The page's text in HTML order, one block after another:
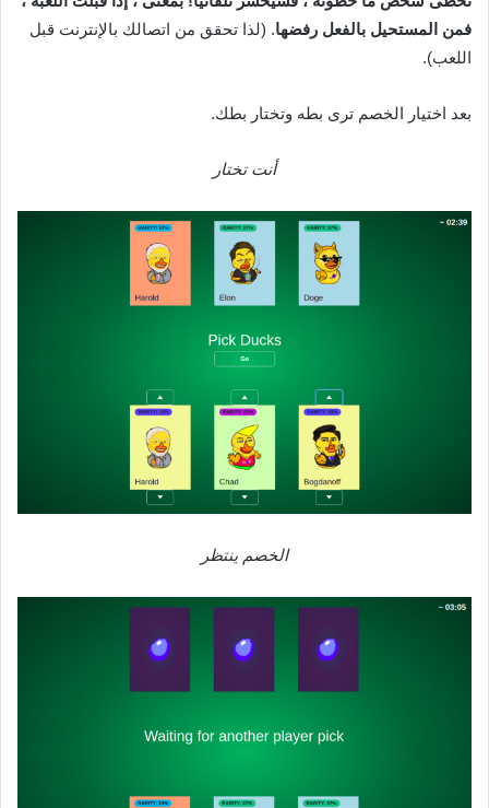
فمن المستحيل بالفعل رفضها. (لذا تحقق من اتصالك بالإنترنت قبل
اللعب).‌‌
بعد اختيار الخصم ترى بطه وتختار بطك.‌‌
أنت تختار
الخصم ينتظر